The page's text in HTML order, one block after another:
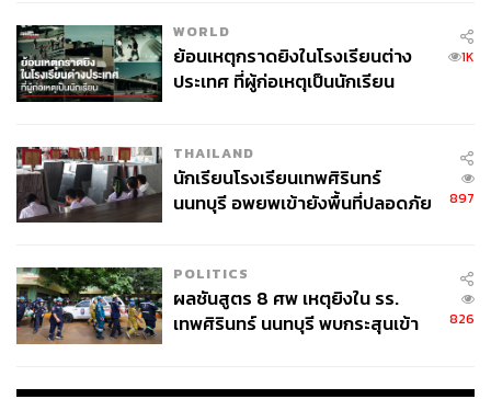
WORLD
ย้อนเหตุกราดยิงในโรงเรียนต่าง
ประเทศ ที่ผู้ก่อเหตุเป็นนักเรียน
1K
THAILAND
นักเรียนโรงเรียนเทพศิรินทร์
นนทบุรี อพยพเข้ายังพื้นที่ปลอดภัย
897
POLITICS
ผลชันสูตร 8 ศพ เหตุยิงใน รร.
เทพศิรินทร์ นนทบุรี พบกระสุนเข้า
826